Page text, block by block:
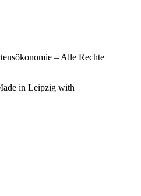
– Alle Rechte
in Leipzig with